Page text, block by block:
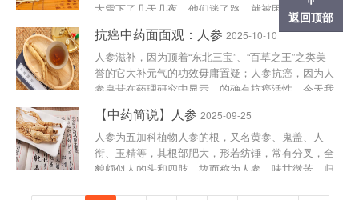
大雪下了几天几夜，他们迷了路，就被困在大山里。
后来，干粮吃光了，野兽又打不到，他们只好扒开雪
地挖草根充饥。一......
抗癌中药面面观：人参 2025-10-10
人参滋补，因为顶着“东北三宝”、“百草之王”之类美
誉的它大补元气的功效毋庸置疑；人参抗癌，因为人
参皂苷在药理研究中显示，的确有抗癌活性。今天我
的人参皂苷已......
【中药简说】人参 2025-09-25
人参为五加科植物人参的根，又名黄参、鬼盖、人
衔、玉精等，其根部肥大，形若纺锤，常有分叉，全
貌颇似人的头和四肢，故而称为人参。味甘微苦，归
返回顶部